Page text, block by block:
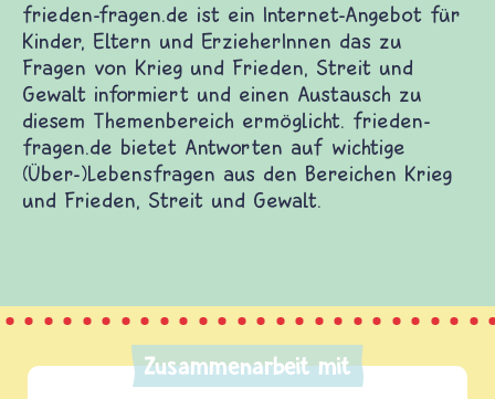
frieden-fragen.de ist ein Internet-Angebot für
Kinder, Eltern und ErzieherInnen das zu
Fragen von Krieg und Frieden, Streit und
Gewalt informiert und einen Austausch zu
diesem Themenbereich ermöglicht. frieden-
fragen.de bietet Antworten auf wichtige
(Über-)Lebensfragen aus den Bereichen Krieg
und Frieden, Streit und Gewalt.
Zusammenarbeit mit